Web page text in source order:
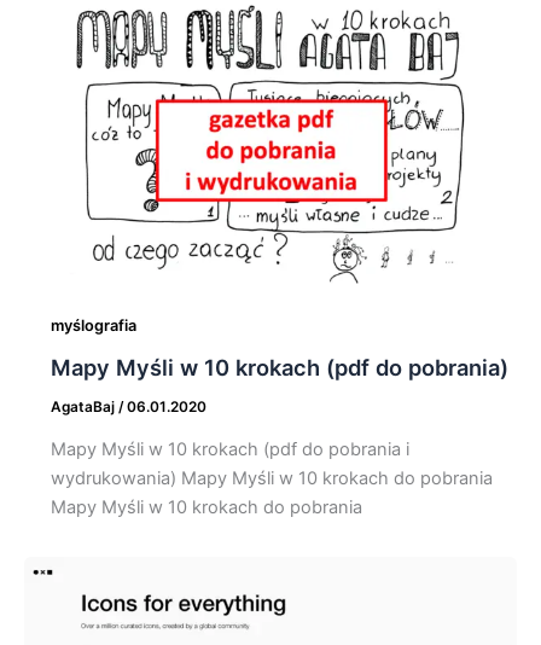
myślografia
Mapy Myśli w 10 krokach (pdf do pobrania)
AgataBaj /06.01.2020
Mapy Myśli w 10 krokach (pdf do pobrania i
wydrukowania) Mapy Myśli w 10 krokach do pobrania
Mapy Myśli w 10 krokach do pobrania